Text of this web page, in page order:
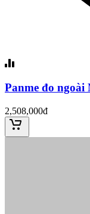
Panme đo ngoài
2,508,000đ